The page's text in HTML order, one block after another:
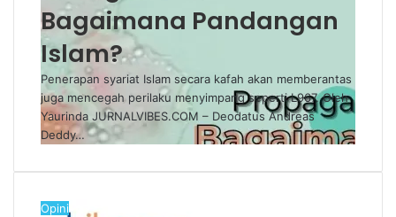
Bagaimana Pandangan
Islam?
Penerapan syariat Islam secara kafah akan memberantas
juga mencegah perilaku menyimpang seperti L967. Oleh
Yaurinda JURNALVIBES.COM – Deodatus Andreas
Deddy…
Opini